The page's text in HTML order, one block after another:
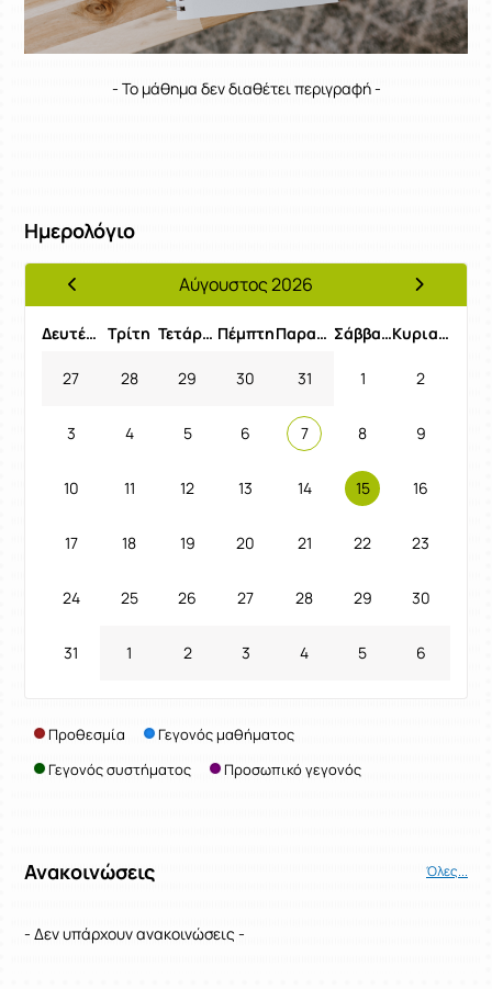
- Το μάθημα δεν διαθέτει περιγραφή -
Ημερολόγιο
Προηγούμενος ΜήναςΑύγουστος 2026
Επόμενος
Δευτέρα Τρίτη Τετάρτη Πέμπτη Παρασκευή Σάββατο Κυριακή
27 28 29 30 31 1 2
3 4 5 6 7 8 9
10 11 12 13 14 15 16
17 18 19 20 21 22 23
24 25 26 27 28 29 30
31 1 2 3 4 5 6
Προθεσμία
Γεγονός μαθήματος
Γεγονός συστήματος
Προσωπικό γεγονός
Ανακοινώσεις Όλες...
- Δεν υπάρχουν ανακοινώσεις -